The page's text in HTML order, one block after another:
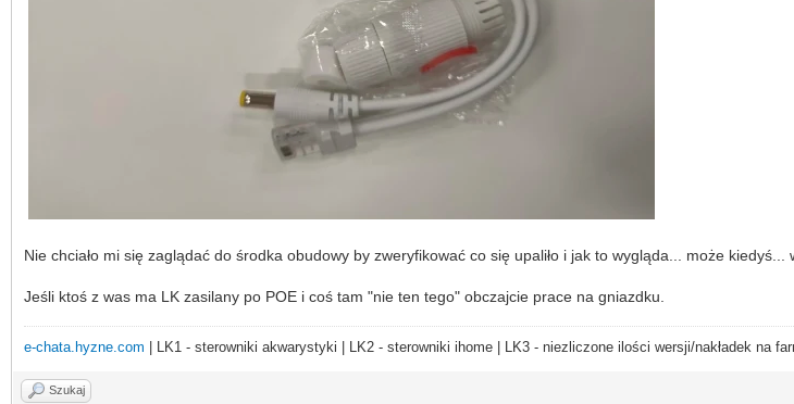
Nie chciało mi się zaglądać do środka obudowy by zweryfikować co się upaliło i jak to wygląda... może kiedyś...
Jeśli ktoś z was ma LK zasilany po POE i coś tam "nie ten tego" obczajcie prace na gniazdku.
e-chata.hyzne.com | LK1 - sterowniki akwarystyki | LK2 - sterowniki ihome | LK3 - niezliczone ilości wersji/nakładek na
Szukaj